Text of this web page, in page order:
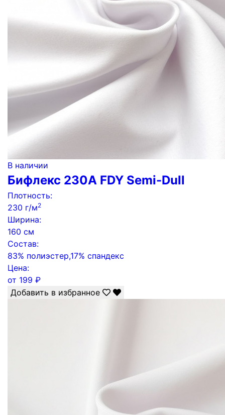
В наличии
Бифлекс 230А FDY Semi-Dull
Плотность:
230 г/м2
Ширина:
160 см
Состав:
83% полиэстер,17% спандекс
Цена:
от 199 ₽
Добавить в избранное